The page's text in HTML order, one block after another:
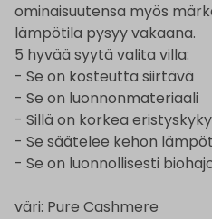
ominaisuutensa myös
lämpötila pysyy vakaana.
5 hyvää syytä valita villa:
- Se on kosteutta siirtävä
- Se on luonnonmateriaali
- Sillä on korkea eristyskyky
- Se säätelee kehon
- Se on luonnollisesti
väri: Pure Cashmere